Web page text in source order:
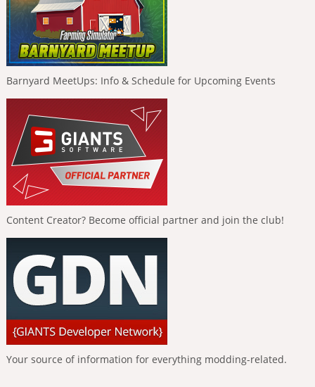
Barnyard MeetUps: Info & Schedule for Upcoming Events
Content Creator? Become official partner and join the club!
Your source of information for everything modding-related.